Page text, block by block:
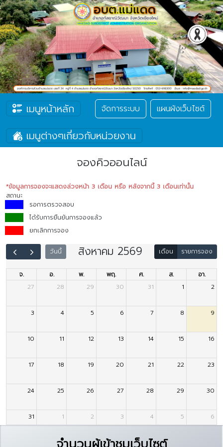
เมนูหน้าหลัก จัดการระบบ แผนผังเว็บไซต์
เมนูต่างๆเกี่ยวกับหน่วยงาน
จองคิวออนไลน์
*ข้อมูลการจองจะแสดงล่วงหน้า 3 เดือน หรือ หลังจากนี้ 3 เดือนเท่านั้น
สถานะ
รอการตรวจสอบ
ได้รับการยืนยันการจองแล้ว
ยกเลิกการจอง
วันนี้ สิงหาคม 2569 เดือน รายการจอง
จ. อ. พ. พฤ. ศ. ส.
อา.
27
28 29 30 31 1 2
3 4 5 6 7 8 9
10 11 12 13 14 15 16
17 18 19 20 21 22 23
24 25 26 27 28 29 30
31 1 2 3 4 5 6